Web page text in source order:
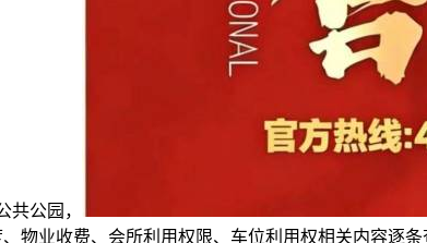
共公园，
物业收费、会所利用权限、车位利用权相关内容逐